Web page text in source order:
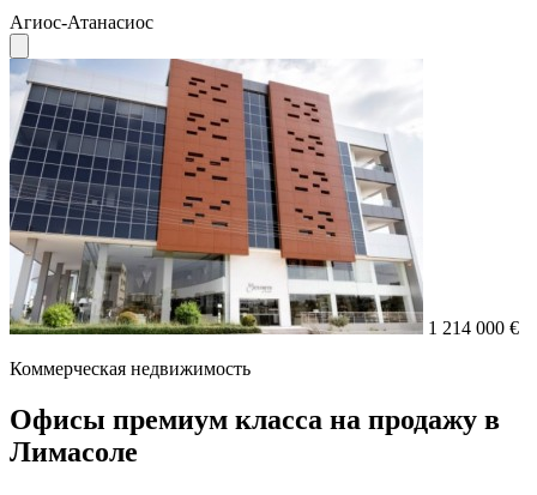
Агиос-Атанасиос
1 214 000 €
Коммерческая недвижимость
Офисы премиум класса на продажу в
Лимасоле